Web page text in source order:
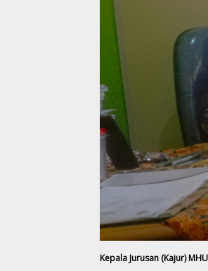
Kepala Jurusan (Kajur)